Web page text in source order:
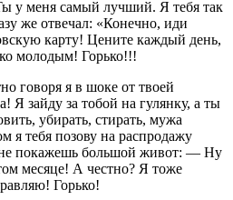
у меня самый лучший. Я тебя так
же отвечал: «Конечно, иди
карту! Цените каждый день,
молодым! Горько!!!
говоря я в шоке от твоей
Я зайду за тобой на гулянку, а ты
убирать, стирать, мужа
я тебя позову на распродажу
покажешь большой живот: — Ну
месяце! А честно? Я тоже
Горько!